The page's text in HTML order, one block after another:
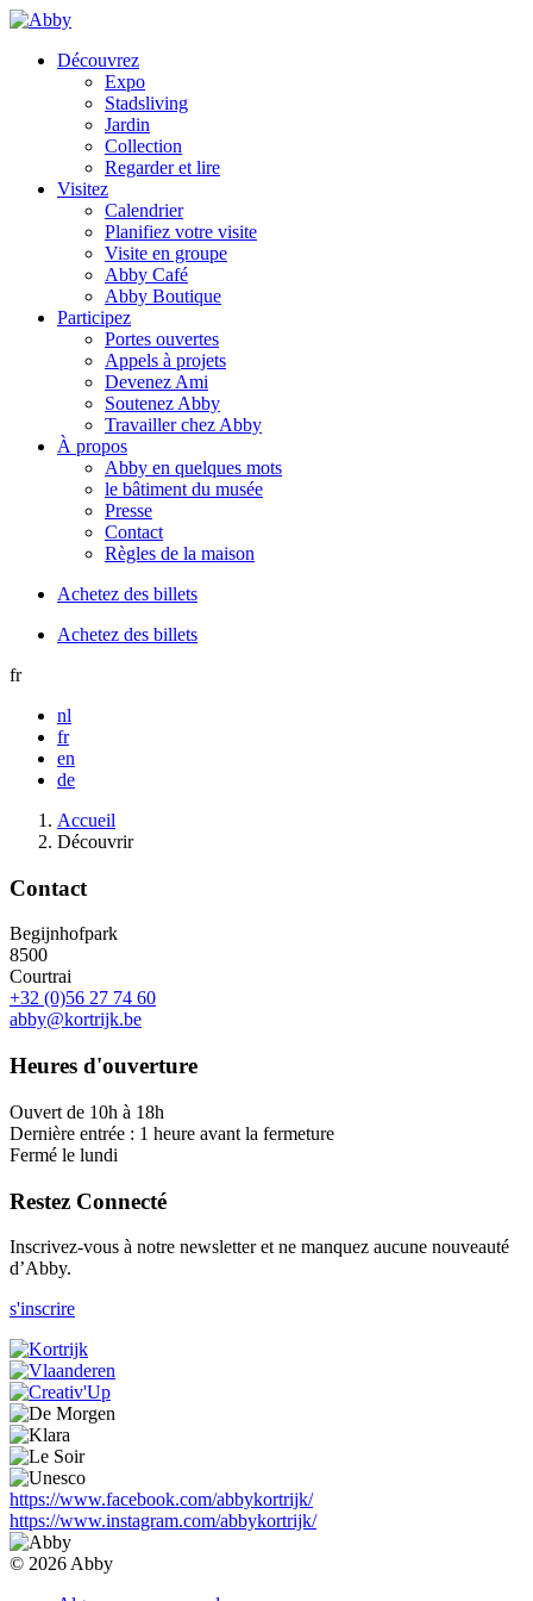
Découvrez
Expo
Stadsliving
Jardin
Collection
Regarder et lire
Visitez
Calendrier
Planifiez votre visite
Visite en groupe
Abby Café
Abby Boutique
Participez
Portes ouvertes
Appels à projets
Devenez Ami
Soutenez Abby
Travailler chez Abby
À propos
Abby en quelques mots
le bâtiment du musée
Presse
Contact
Règles de la maison
Achetez des billets
Achetez des billets
fr
nl
fr
en
de
Accueil
Découvrir
Contact
Begijnhofpark
8500
Courtrai
+32 (0)56 27 74 60
abby@kortrijk.be
Heures d'ouverture
Ouvert de 10h à 18h
Dernière entrée : 1 heure avant la fermeture
Fermé le lundi
Restez Connecté
Inscrivez-vous à notre newsletter et ne manquez aucune nouveauté
d’Abby.
s'inscrire
https://www.facebook.com/abbykortrijk/
https://www.instagram.com/abbykortrijk/
© 2026 Abby